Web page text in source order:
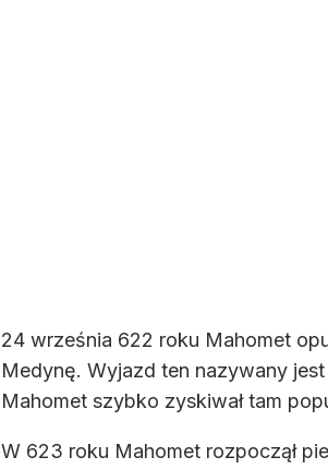
24 września 622 roku Mahomet
Medynę. Wyjazd ten nazywany
Mahomet szybko zyskiwał tam
W 623 roku Mahomet rozpoczął